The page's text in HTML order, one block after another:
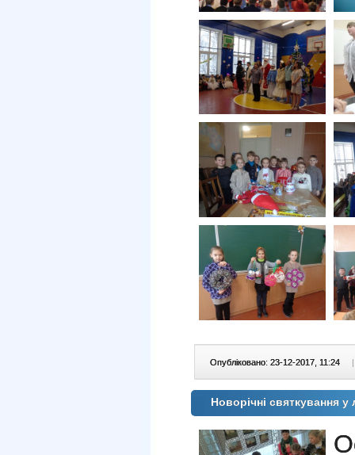
Опубліковано: 23-12-2017, 11:24 |
Новорічні святкування у